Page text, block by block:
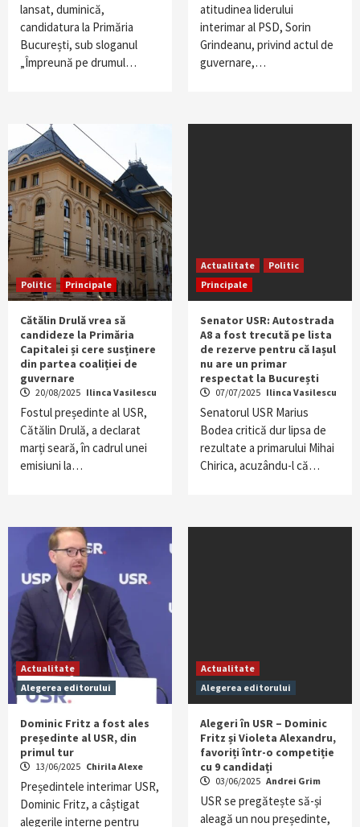
lansat, duminică,
candidatura la Primăria
București, sub sloganul
„Împreună pe drumul…
atitudinea liderului
interimar al PSD, Sorin
Grindeanu, privind actul de
guvernare,…
Politic Principale
Cătălin Drulă vrea să
candideze la Primăria
Capitalei și cere susținere
din partea coaliției de
guvernare
20/08/2025 Ilinca Vasilescu
Fostul președinte al USR,
Cătălin Drulă, a declarat
marți seară, în cadrul unei
emisiuni la…
Actualitate
Politic
Principale
Senator USR: Autostrada
A8 a fost trecută pe lista
de rezerve pentru că Iașul
nu are un primar
respectat la București
07/07/2025 Ilinca Vasilescu
Senatorul USR Marius
Bodea critică dur lipsa de
rezultate a primarului Mihai
Chirica, acuzându-l că…
Actualitate
Alegerea editorului
Dominic Fritz a fost ales
președinte al USR, din
primul tur
13/06/2025 Chirila Alexe
Președintele interimar USR,
Dominic Fritz, a câștigat
alegerile interne pentru
Actualitate
Alegerea editorului
Alegeri în USR – Dominic
Fritz și Violeta Alexandru,
favoriți într-o competiție
cu 9 candidați
03/06/2025 Andrei Grim
USR se pregătește să-și
aleagă un nou președinte,